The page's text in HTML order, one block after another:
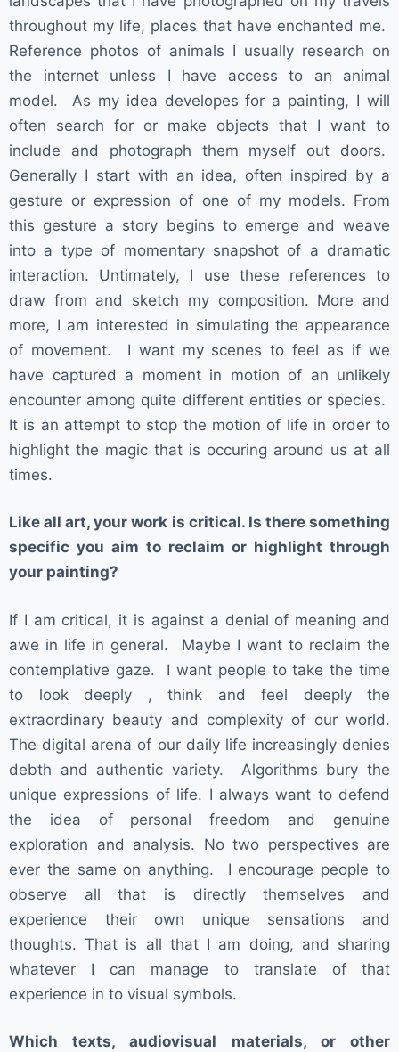
throughout my life, places that have enchanted me.
Reference photos of animals I usually research on
the internet unless I have access to an animal
model. As my idea developes for a painting, I will
often search for or make objects that I want to
include and photograph them myself out doors.
Generally I start with an idea, often inspired by a
gesture or expression of one of my models. From
this gesture a story begins to emerge and weave
into a type of momentary snapshot of a dramatic
interaction. Untimately, I use these references to
draw from and sketch my composition. More and
more, I am interested in simulating the appearance
of movement. I want my scenes to feel as if we
have captured a moment in motion of an unlikely
encounter among quite different entities or species.
It is an attempt to stop the motion of life in order to
highlight the magic that is occuring around us at all
times.
Like all art, your work is critical. Is there something
specific you aim to reclaim or highlight through
your painting?
If I am critical, it is against a denial of meaning and
awe in life in general. Maybe I want to reclaim the
contemplative gaze. I want people to take the time
to look deeply , think and feel deeply the
extraordinary beauty and complexity of our world.
The digital arena of our daily life increasingly denies
debth and authentic variety. Algorithms bury the
unique expressions of life. I always want to defend
the idea of personal freedom and genuine
exploration and analysis. No two perspectives are
ever the same on anything. I encourage people to
observe all that is directly themselves and
experience their own unique sensations and
thoughts. That is all that I am doing, and sharing
whatever I can manage to translate of that
experience in to visual symbols.
Which texts, audiovisual materials, or other